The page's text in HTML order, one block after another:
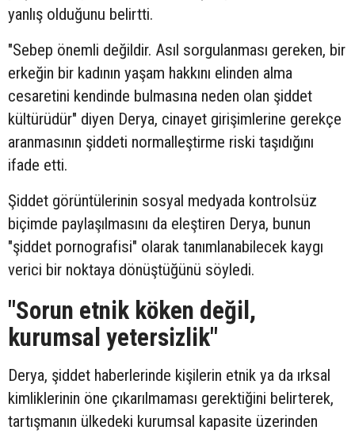
yanlış olduğunu belirtti.
"Sebep önemli değildir. Asıl sorgulanması gereken, bir
erkeğin bir kadının yaşam hakkını elinden alma
cesaretini kendinde bulmasına neden olan şiddet
kültürüdür" diyen Derya, cinayet girişimlerine gerekçe
aranmasının şiddeti normalleştirme riski taşıdığını
ifade etti.
Şiddet görüntülerinin sosyal medyada kontrolsüz
biçimde paylaşılmasını da eleştiren Derya, bunun
"şiddet pornografisi" olarak tanımlanabilecek kaygı
verici bir noktaya dönüştüğünü söyledi.
"Sorun etnik köken değil,
kurumsal yetersizlik"
Derya, şiddet haberlerinde kişilerin etnik ya da ırksal
kimliklerinin öne çıkarılmaması gerektiğini belirterek,
tartışmanın ülkedeki kurumsal kapasite üzerinden